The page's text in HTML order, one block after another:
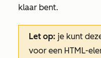
klaar bent.
Let op: je kunt
voor een HTML-